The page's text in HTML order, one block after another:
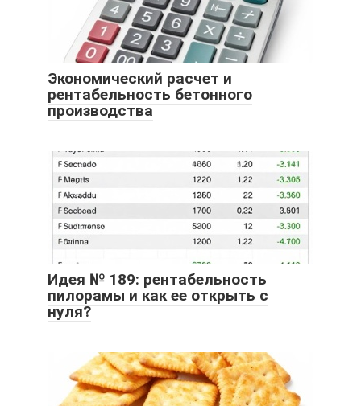
Экономический расчет и
рентабельность бетонного
производства
Идея № 189: рентабельность
пилорамы и как ее открыть с
нуля?